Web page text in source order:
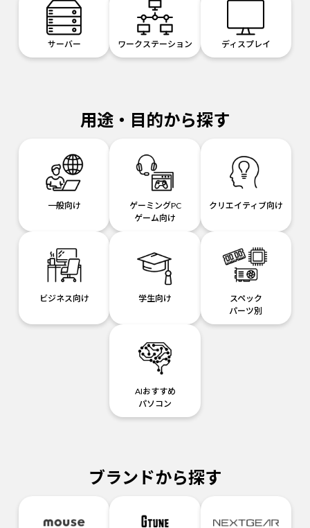
サーバー ワークステーション ディスプレイ
用途・目的から探す
一般向け
ゲーミングPC
ゲーム向け
クリエイティブ向け
ビジネス向け 学生向け
スペック
パーツ別
AIおすすめ
パソコン
ブランドから探す